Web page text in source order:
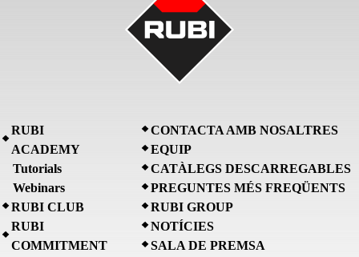
RUBI
ACADEMY
Tutorials
Webinars
RUBI CLUB
RUBI
COMMITMENT
CONTACTA AMB NOSALTRES
EQUIP
CATÀLEGS DESCARREGABLES
PREGUNTES MÉS FREQÜENTS
RUBI GROUP
NOTÍCIES
SALA DE PREMSA